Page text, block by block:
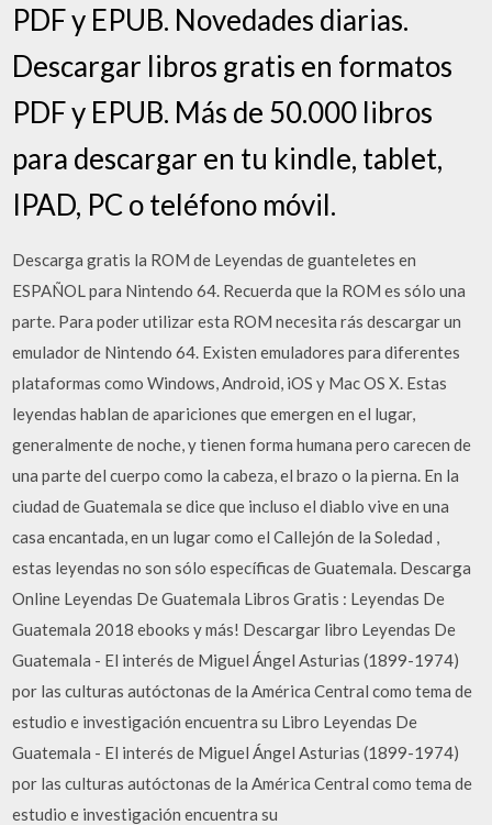
PDF y EPUB. Novedades diarias.
Descargar libros gratis en formatos
PDF y EPUB. Más de 50.000 libros
para descargar en tu kindle, tablet,
IPAD, PC o teléfono móvil.
Descarga gratis la ROM de Leyendas de guanteletes en
ESPAÑOL para Nintendo 64. Recuerda que la ROM es sólo una
parte. Para poder utilizar esta ROM necesita rás descargar un
emulador de Nintendo 64. Existen emuladores para diferentes
plataformas como Windows, Android, iOS y Mac OS X. Estas
leyendas hablan de apariciones que emergen en el lugar,
generalmente de noche, y tienen forma humana pero carecen de
una parte del cuerpo como la cabeza, el brazo o la pierna. En la
ciudad de Guatemala se dice que incluso el diablo vive en una
casa encantada, en un lugar como el Callejón de la Soledad ,
estas leyendas no son sólo específicas de Guatemala. Descarga
Online Leyendas De Guatemala Libros Gratis : Leyendas De
Guatemala 2018 ebooks y más! Descargar libro Leyendas De
Guatemala - El interés de Miguel Ángel Asturias (1899-1974)
por las culturas autóctonas de la América Central como tema de
estudio e investigación encuentra su Libro Leyendas De
Guatemala - El interés de Miguel Ángel Asturias (1899-1974)
por las culturas autóctonas de la América Central como tema de
estudio e investigación encuentra su